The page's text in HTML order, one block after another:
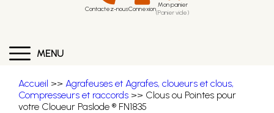
Contactez-nousConnexion Mon panier
(Panier vide)
MENU
Accueil >> Agrafeuses et Agrafes, cloueurs et clous,
Compresseurs et raccords >> Clous ou Pointes pour
votre Cloueur Paslode ® FN1835